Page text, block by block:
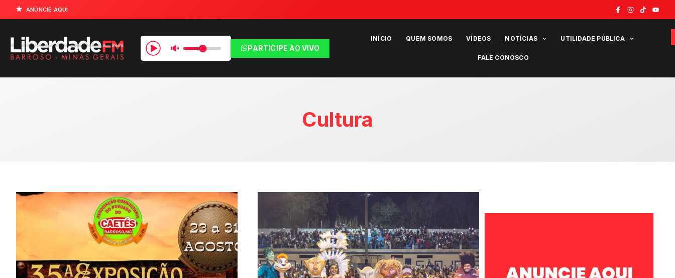
ANÚNCIE AQUI
PARTICIPE AO VIVO
INÍCIO QUEM SOMOS VÍDEOS NOTÍCIAS UTILIDADE PÚBLICA
FALE CONOSCO
Cultura